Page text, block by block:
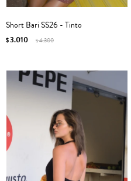
Short Bari SS26 - Tinto
$3.010 $4.300